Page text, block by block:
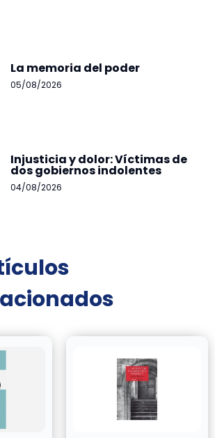
La memoria del poder
05/08/2026
Injusticia y dolor: Víctimas de
dos gobiernos indolentes
04/08/2026